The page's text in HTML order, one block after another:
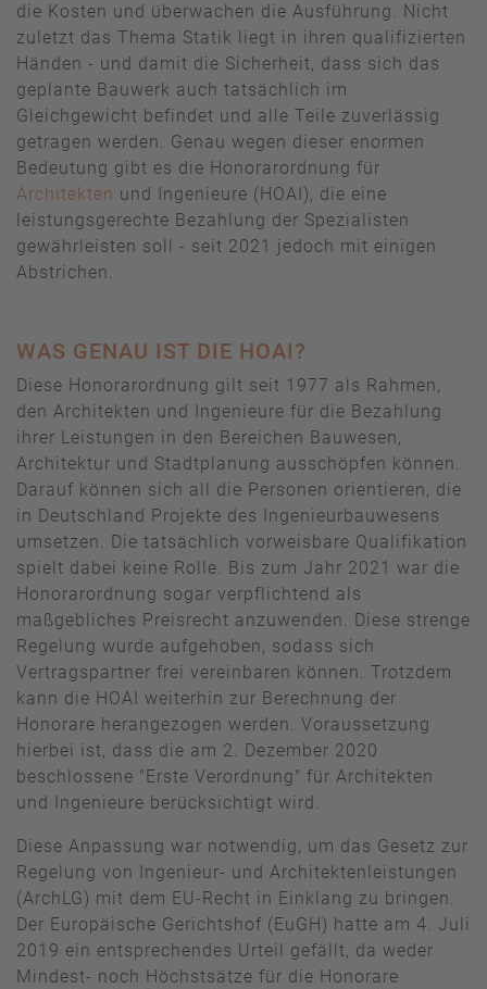
die Kosten und überwachen die Ausführung. Nicht
zuletzt das Thema Statik liegt in ihren qualifizierten
Händen - und damit die Sicherheit, dass sich das
geplante Bauwerk auch tatsächlich im
Gleichgewicht befindet und alle Teile zuverlässig
getragen werden. Genau wegen dieser enormen
Bedeutung gibt es die Honorarordnung für
Architekten und Ingenieure (HOAI), die eine
leistungsgerechte Bezahlung der Spezialisten
gewährleisten soll - seit 2021 jedoch mit einigen
Abstrichen.
WAS GENAU IST DIE HOAI?
Diese Honorarordnung gilt seit 1977 als Rahmen,
den Architekten und Ingenieure für die Bezahlung
ihrer Leistungen in den Bereichen Bauwesen,
Architektur und Stadtplanung ausschöpfen können.
Darauf können sich all die Personen orientieren, die
in Deutschland Projekte des Ingenieurbauwesens
umsetzen. Die tatsächlich vorweisbare Qualifikation
spielt dabei keine Rolle. Bis zum Jahr 2021 war die
Honorarordnung sogar verpflichtend als
maßgebliches Preisrecht anzuwenden. Diese strenge
Regelung wurde aufgehoben, sodass sich
Vertragspartner frei vereinbaren können. Trotzdem
kann die HOAI weiterhin zur Berechnung der
Honorare herangezogen werden. Voraussetzung
hierbei ist, dass die am 2. Dezember 2020
beschlossene "Erste Verordnung" für Architekten
und Ingenieure berücksichtigt wird.
Diese Anpassung war notwendig, um das Gesetz zur
Regelung von Ingenieur- und Architektenleistungen
(ArchLG) mit dem EU-Recht in Einklang zu bringen.
Der Europäische Gerichtshof (EuGH) hatte am 4. Juli
2019 ein entsprechendes Urteil gefällt, da weder
Mindest- noch Höchstsätze für die Honorare